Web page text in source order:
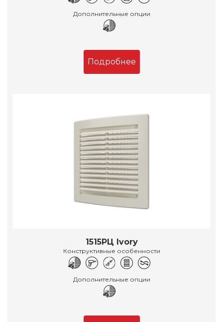
Дополнительные опции
Подробнее
1515РЦ Ivory
Конструктивные особенности
Дополнительные опции